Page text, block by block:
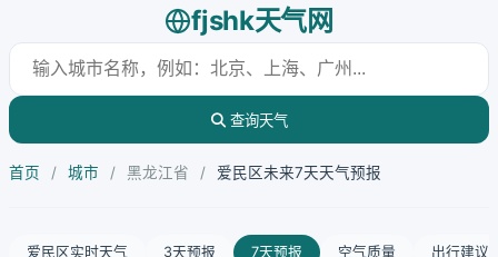
fjshk天气网
查询天气
首页 / 城市 / 黑龙江省 / 爱民区未来7天天气预报
爱民区实时天气 3天预报 7天预报 空气质量 出行建议